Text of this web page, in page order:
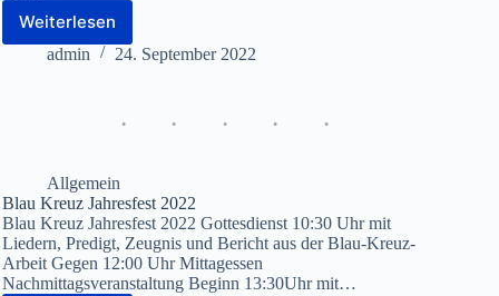
Weiterlesen
Du
kannst
erreichen!
admin 24. September 2022
Allgemein
Blau Kreuz Jahresfest 2022
Blau Kreuz Jahresfest 2022 Gottesdienst 10:30 Uhr mit
Liedern, Predigt, Zeugnis und Bericht aus der Blau-Kreuz-
Arbeit Gegen 12:00 Uhr Mittagessen
Nachmittagsveranstaltung Beginn 13:30Uhr mit…